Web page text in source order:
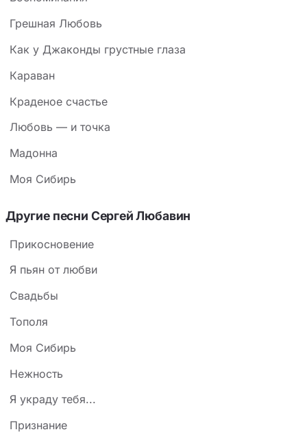
Грешная Любовь
Как у Джаконды грустные глаза
Караван
Краденое счастье
Любовь — и точка
Мадонна
Моя Сибирь
Другие песни Сергей Любавин
Прикосновение
Я пьян от любви
Свадьбы
Тополя
Моя Сибирь
Нежность
Я украду тебя...
Признание